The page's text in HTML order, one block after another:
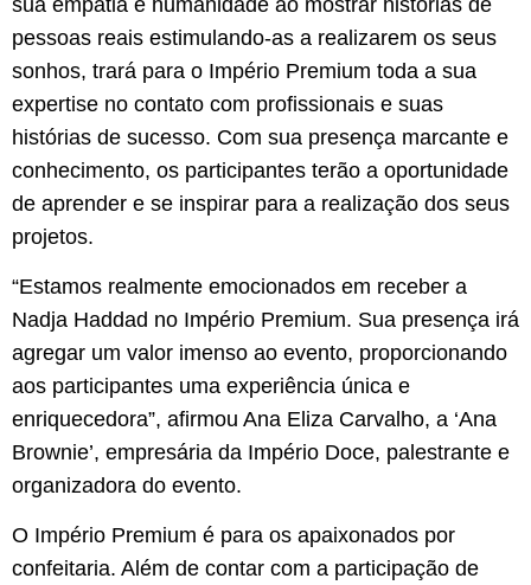
pessoas reais estimulando-as a realizarem os seus
sonhos, trará para o Império Premium toda a sua
expertise no contato com profissionais e suas
histórias de sucesso. Com sua presença marcante e
conhecimento, os participantes terão a oportunidade
de aprender e se inspirar para a realização dos seus
projetos.
“Estamos realmente emocionados em receber a
Nadja Haddad no Império Premium. Sua presença irá
agregar um valor imenso ao evento, proporcionando
aos participantes uma experiência única e
enriquecedora”, afirmou Ana Eliza Carvalho, a ‘Ana
Brownie’, empresária da Império Doce, palestrante e
organizadora do evento.
O Império Premium é para os apaixonados por
confeitaria. Além de contar com a participação de